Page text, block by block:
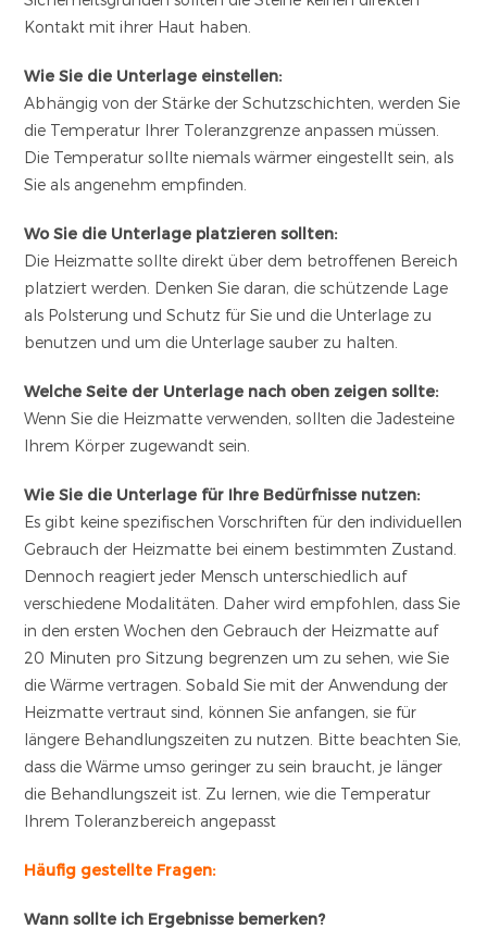
Kontakt mit ihrer Haut haben.
Wie Sie die Unterlage einstellen:
Abhängig von der Stärke der Schutzschichten, werden Sie
die Temperatur Ihrer Toleranzgrenze anpassen müssen.
Die Temperatur sollte niemals wärmer eingestellt sein, als
Sie als angenehm empfinden.
Wo Sie die Unterlage platzieren sollten:
Die Heizmatte sollte direkt über dem betroffenen Bereich
platziert werden. Denken Sie daran, die schützende Lage
als Polsterung und Schutz für Sie und die Unterlage zu
benutzen und um die Unterlage sauber zu halten.
Welche Seite der Unterlage nach oben zeigen sollte:
Wenn Sie die Heizmatte verwenden, sollten die Jadesteine
Ihrem Körper zugewandt sein.
Wie Sie die Unterlage für Ihre Bedürfnisse nutzen:
Es gibt keine spezifischen Vorschriften für den individuellen
Gebrauch der Heizmatte bei einem bestimmten Zustand.
Dennoch reagiert jeder Mensch unterschiedlich auf
verschiedene Modalitäten. Daher wird empfohlen, dass Sie
in den ersten Wochen den Gebrauch der Heizmatte auf
20 Minuten pro Sitzung begrenzen um zu sehen, wie Sie
die Wärme vertragen. Sobald Sie mit der Anwendung der
Heizmatte vertraut sind, können Sie anfangen, sie für
längere Behandlungszeiten zu nutzen. Bitte beachten Sie,
dass die Wärme umso geringer zu sein braucht, je länger
die Behandlungszeit ist. Zu lernen, wie die Temperatur
Ihrem Toleranzbereich angepasst
Häufig gestellte Fragen:
Wann sollte ich Ergebnisse bemerken?